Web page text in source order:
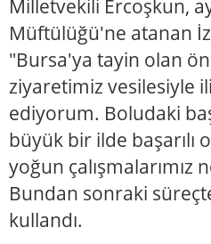
Milletvekili Ercoşkun,
Müftülüğü'ne atanan
"Bursa'ya tayin olan
ziyaretimiz vesilesiyle
ediyorum. Boludaki
büyük bir ilde başarılı
yoğun
Bundan sonraki
kullandı.